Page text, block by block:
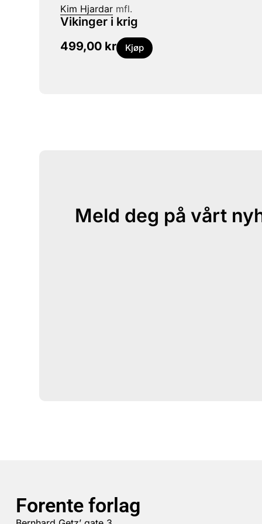
Kim Hjardar mfl.
Vikinger i krig
499,00 kr Kjøp
Meld deg på vårt
Forente forlag